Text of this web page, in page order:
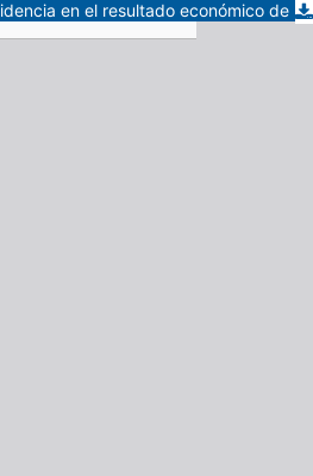
Política tributaria: su incidencia en el resultado económico de las empresas agropecuarias